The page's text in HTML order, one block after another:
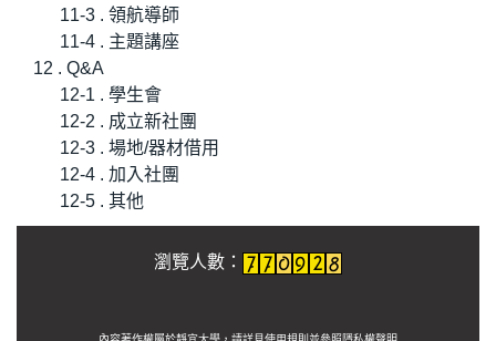
11-3 . 領航導師
11-4 . 主題講座
12 . Q&A
12-1 . 學生會
12-2 . 成立新社團
12-3 . 場地/器材借用
12-4 . 加入社團
12-5 . 其他
瀏覽人數：